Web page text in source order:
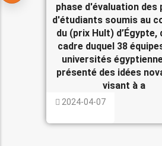
phase d'évaluation des
d'étudiants soumis au
du (prix Hult) d’Égypte,
cadre duquel 38
universités
présenté des idées
visant à a
2024-04-07